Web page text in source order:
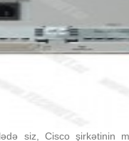
siz, Cisco